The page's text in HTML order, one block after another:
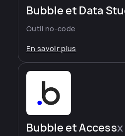
Bubble et Data
Outil no-code
En savoir plus
Bubble et Access